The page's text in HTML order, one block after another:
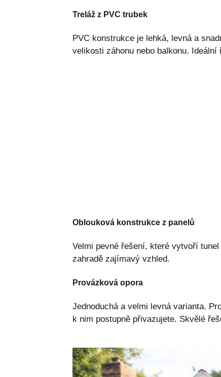
Treláž z PVC trubek
PVC konstrukce je lehká, levná a
velikosti záhonu nebo balkonu.
Oblouková konstrukce z panelů
Velmi pevné řešení, které vytvoří
zahradě zajímavý vzhled.
Provázková opora
Jednoduchá a velmi levná varianta.
k nim postupně přivazujete. Skvělé